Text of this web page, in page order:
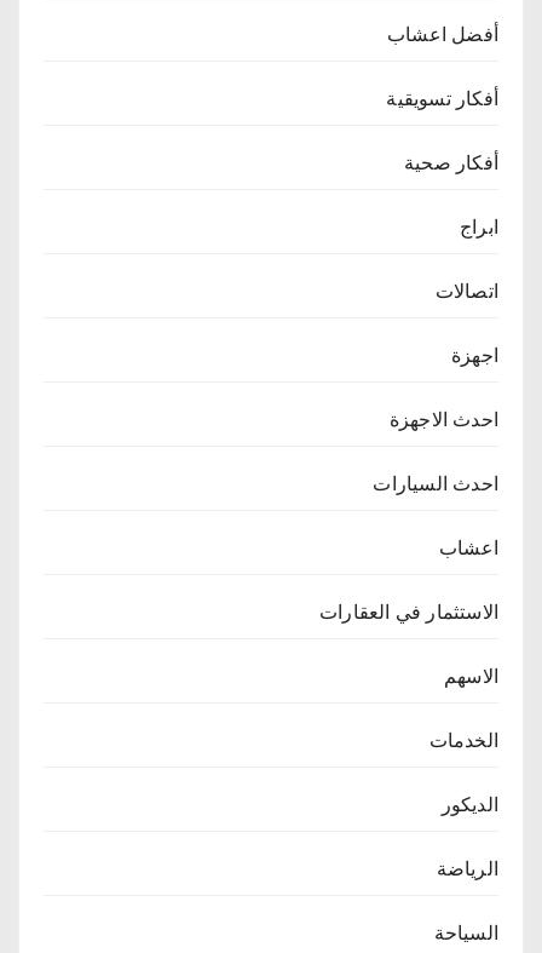
أفضل اعشاب
أفكار تسويقية
أفكار صحية
ابراج
اتصالات
اجهزة
احدث الاجهزة
احدث السيارات
اعشاب
الاستثمار في العقارات
الاسهم
الخدمات
الديكور
الرياضة
السياحة